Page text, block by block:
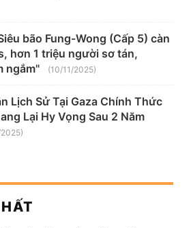
bão Fung-Wong (Cấp 5) càn
hơn 1 triệu người sơ tán,
ngắm"
(10/11/2025)
Lịch Sử Tại Gaza Chính Thức
Lại Hy Vọng Sau 2 Năm